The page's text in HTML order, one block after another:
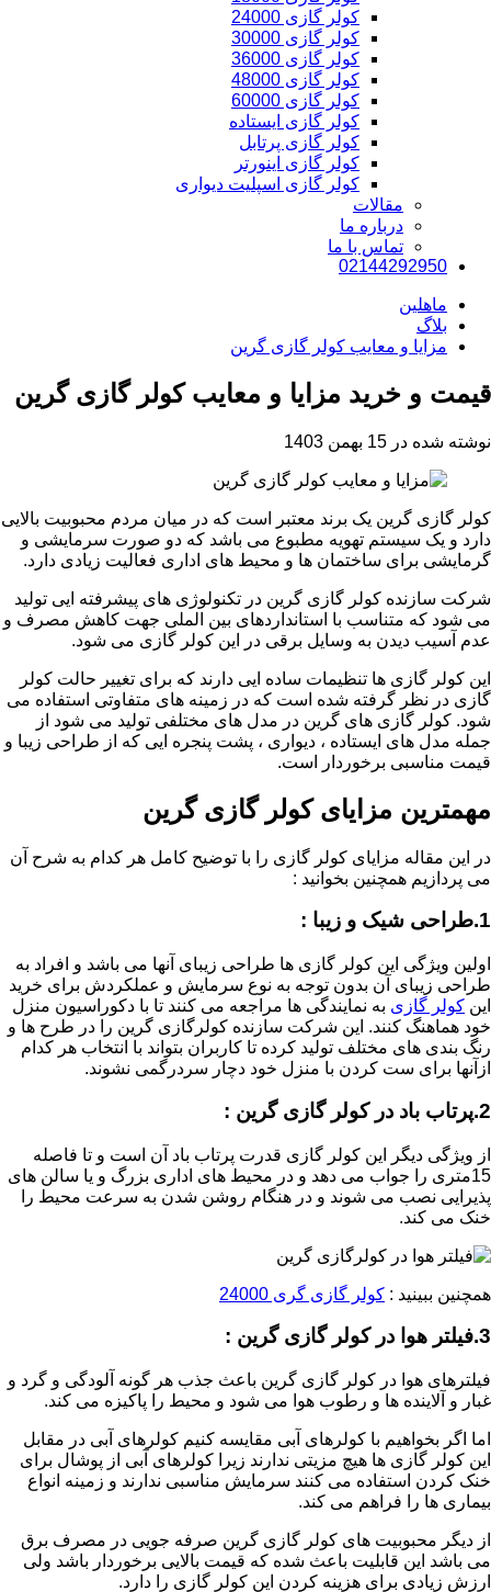
کولر گازی 24000
کولر گازی 30000
کولر گازی 36000
کولر گازی 48000
کولر گازی 60000
کولر گازی ایستاده
کولر گازی پرتابل
کولر گازی اینورتر
کولر گازی اسپلیت دیواری
مقالات
درباره ما
تماس با ما
02144292950
ماهلین
بلاگ
مزایا و معایب کولر گازی گرین
قیمت و خرید مزایا و معایب کولر گازی گرین
نوشته شده در 15 بهمن 1403
کولر گازی گرین یک برند معتبر است که در میان مردم محبوبیت بالایی
دارد و یک سیستم تهویه مطبوع می باشد که دو صورت سرمایشی و
گرمایشی برای ساختمان ها و محیط های اداری فعالیت زیادی دارد.
شرکت سازنده کولر گازی گرین در تکنولوژی های پیشرفته ایی تولید
می شود که متناسب با استانداردهای بین الملی جهت کاهش مصرف و
عدم آسیب دیدن به وسایل برقی در این کولر گازی می شود.
این کولر گازی ها تنظیمات ساده ایی دارند که برای تغییر حالت کولر
گازی در نظر گرفته شده است که در زمینه های متفاوتی استفاده می
شود. کولر گازی های گرین در مدل های مختلفی تولید می شود از
جمله مدل های ایستاده ، دیواری ، پشت پنجره ایی که از طراحی زیبا و
قیمت مناسبی برخوردار است.
مهمترین مزایای کولر گازی گرین
در این مقاله مزایای کولر گازی را با توضیح کامل هر کدام به شرح آن
می پردازیم همچنین بخوانید :
1.طراحی شیک و زیبا :
اولین ویژگی این کولر گازی ها طراحی زیبای آنها می باشد و افراد به
طراحی زیبای آن بدون توجه به نوع سرمایش و عملکردش برای خرید
این کولر گازی به نمایندگی ها مراجعه می کنند تا با دکوراسیون منزل
خود هماهنگ کنند. این شرکت سازنده کولرگازی گرین را در طرح ها و
رنگ بندی های مختلف تولید کرده تا کاربران بتواند با انتخاب هر کدام
ازآنها برای ست کردن با منزل خود دچار سردرگمی نشوند.
2.پرتاب باد در کولر گازی گرین :
از ویژگی دیگر این کولر گازی قدرت پرتاب باد آن است و تا فاصله
15متری را جواب می دهد و در محیط های اداری بزرگ و یا سالن های
پذیرایی نصب می شوند و در هنگام روشن شدن به سرعت محیط را
خنک می کند.
همچنین ببینید : کولر گازی گری 24000
3.فیلتر هوا در کولر گازی گرین :
فیلترهای هوا در کولر گازی گرین باعث جذب هر گونه آلودگی و گرد و
غبار و آلاینده ها و رطوب هوا می شود و محیط را پاکیزه می کند.
اما اگر بخواهیم با کولرهای آبی مقایسه کنیم کولرهای آبی در مقابل
این کولر گازی ها هیچ مزیتی ندارند زیرا کولرهای آبی از پوشال برای
خنک کردن استفاده می کنند سرمایش مناسبی ندارند و زمینه انواع
بیماری ها را فراهم می کند.
از دیگر محبوبیت های کولر گازی گرین صرفه جویی در مصرف برق
می باشد این قابلیت باعث شده که قیمت بالایی برخوردار باشد ولی
ارزش زیادی برای هزینه کردن این کولر گازی را دارد.